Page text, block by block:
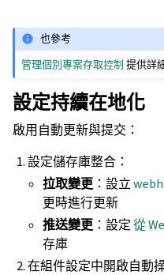
也參考
管理個別專案存取控制 提供詳
設定持續在地化
啟用自動更新與提交：
設定儲存庫整合：
拉取變更 ：設立
更時進行更新
推送變更 ：設定從
存庫
在組件設定中開啟自動